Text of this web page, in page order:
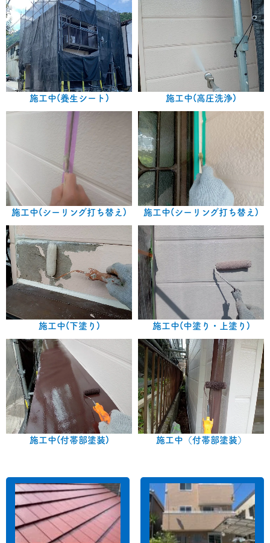
施工中(養生シート) 施工中(高圧洗浄)
施工中(シーリング打ち替え) 施工中(シーリング打ち替え)
施工中(下塗り) 施工中(中塗り・上塗り)
施工中(付帯部塗装) 施工中（付帯部塗装）